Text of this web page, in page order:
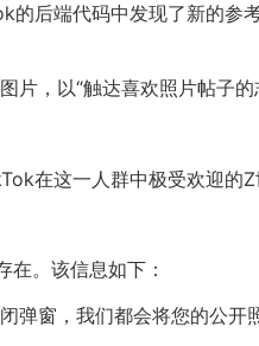
后端代码中发现了新的参
，以“触达喜欢照片帖子的
在这一人群中极受欢迎的Z
。该信息如下：
弹窗，我们都会将您的公开